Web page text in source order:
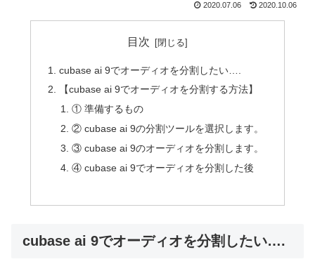
2020.07.06 2020.10.06
目次
cubase ai 9でオーディオを分割したい….
【cubase ai 9でオーディオを分割する方法】
① 準備するもの
② cubase ai 9の分割ツールを選択します。
③ cubase ai 9のオーディオを分割します。
④ cubase ai 9でオーディオを分割した後
cubase ai 9でオーディオを分割したい….